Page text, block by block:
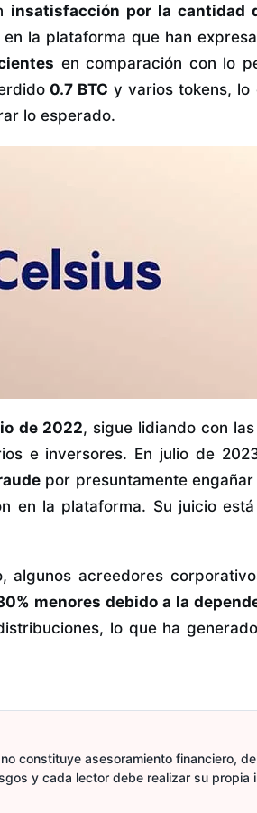
insatisfacción por la cantidad
la plataforma que han
en comparación con lo
0.7 BTC y varios tokens, lo
lo esperado.
de 2022, sigue lidiando con
e inversores. En julio de
por presuntamente
en la plataforma. Su juicio
acreedores
menores debido a la
lo que ha
constituye asesoramiento financiero,
y cada lector debe realizar su propia